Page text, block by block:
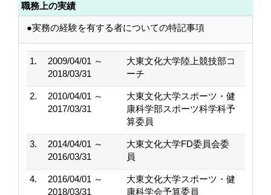
職務上の実績
●実務の経験を有する者についての特記事項
1.
2009/04/01 ～
2018/03/31
大東文化大学陸上競技部コ
ーチ
2.
2010/04/01 ～
2017/03/31
大東文化大学スポーツ・健
康科学部スポーツ科学科予
算委員
3.
2014/04/01 ～
2016/03/31
大東文化大学FD委員会委
員
4.
2016/04/01 ～
2018/03/31
大東文化大学スポーツ・健
康科学会予算委員